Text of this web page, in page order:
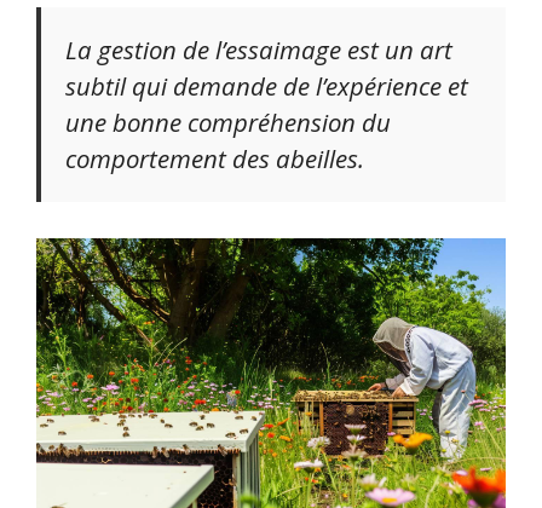
La gestion de l’essaimage est un art
subtil qui demande de l’expérience et
une bonne compréhension du
comportement des abeilles.